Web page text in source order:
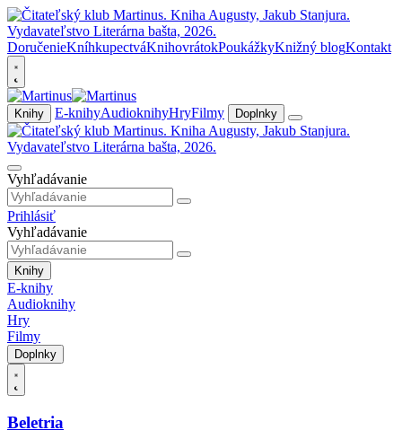
DoručenieKníhkupectváKnihovrátokPoukážkyKnižný blogKontakt
Knihy E-knihyAudioknihyHryFilmy Doplnky
Vyhľadávanie
Prihlásiť
Vyhľadávanie
Knihy
E-knihy
Audioknihy
Hry
Filmy
Doplnky
Beletria